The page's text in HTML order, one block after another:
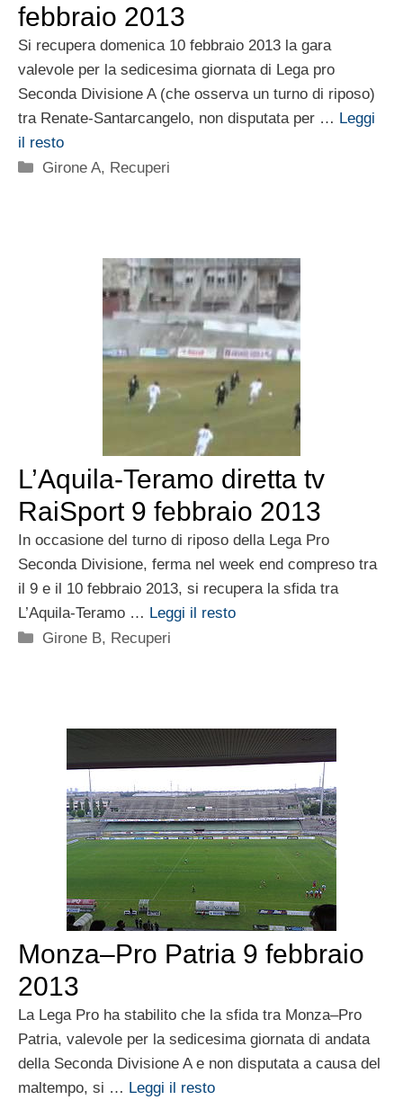
febbraio 2013
Si recupera domenica 10 febbraio 2013 la gara
valevole per la sedicesima giornata di Lega pro
Seconda Divisione A (che osserva un turno di riposo)
tra Renate-Santarcangelo, non disputata per … Leggi
il resto
Categorie
Girone A, Recuperi
L’Aquila-Teramo diretta tv
RaiSport 9 febbraio 2013
In occasione del turno di riposo della Lega Pro
Seconda Divisione, ferma nel week end compreso tra
il 9 e il 10 febbraio 2013, si recupera la sfida tra
L’Aquila-Teramo … Leggi il resto
Categorie
Girone B, Recuperi
Monza–Pro Patria 9 febbraio
2013
La Lega Pro ha stabilito che la sfida tra Monza–Pro
Patria, valevole per la sedicesima giornata di andata
della Seconda Divisione A e non disputata a causa del
maltempo, si … Leggi il resto